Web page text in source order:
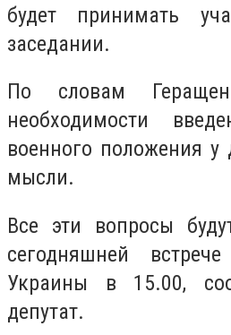
будет принимать
заседании.
По словам
необходимости
военного положения у
мысли.
Все эти вопросы
сегодняшней
Украины в 15.00,
депутат.